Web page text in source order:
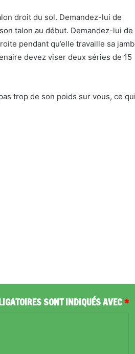
droit du sol. Demandez-lui de
talon au début. Demandez-lui de
pendant qu’elle travaille sa
devez viser deux séries de 15
trop de son poids sur vous, ce qui
SONT INDIQUÉS AVEC*